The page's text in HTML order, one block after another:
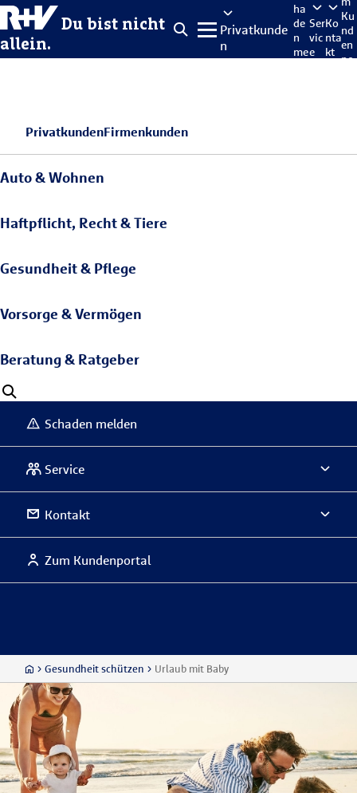
Du bist nicht
allein.
Privatkunde
n
ha
de
n
me
Ser
vic
e
Ko
nta
kt
Ku
nd
en
po
PrivatkundenFirmenkunden
Auto & Wohnen
Haftpflicht, Recht & Tiere
Gesundheit & Pflege
Vorsorge & Vermögen
Beratung & Ratgeber
Schaden melden
Service
Kontakt
Zum Kundenportal
Gesundheit schützen Urlaub mit Baby